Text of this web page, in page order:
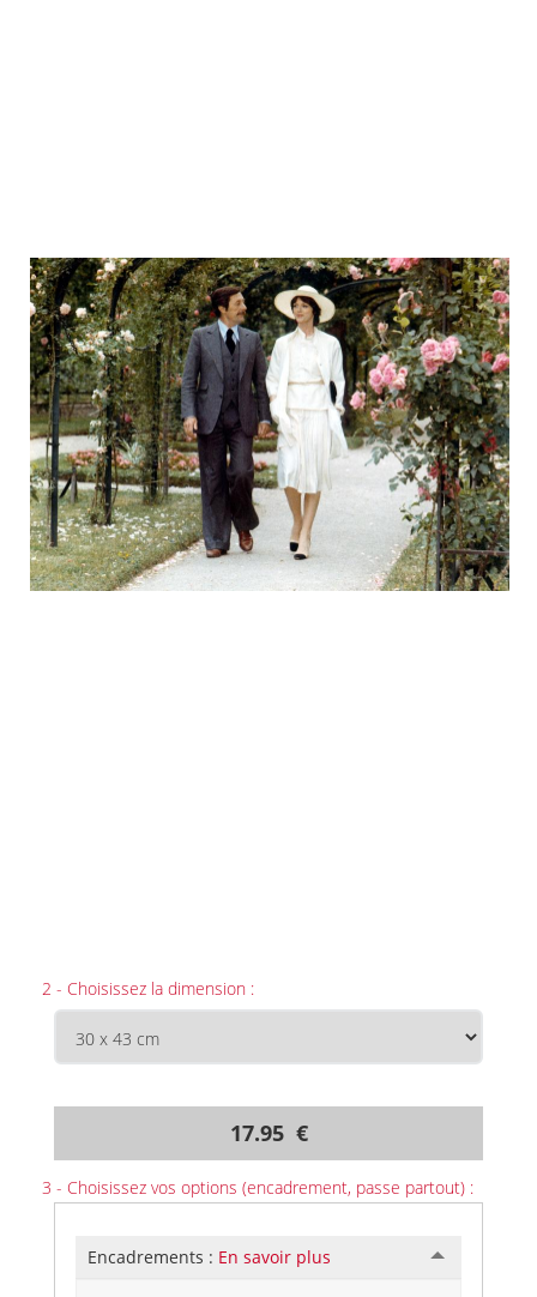
2 - Choisissez la dimension :
17.95 €
3 - Choisissez vos options (encadrement, passe partout) :
Encadrements : En savoir plus